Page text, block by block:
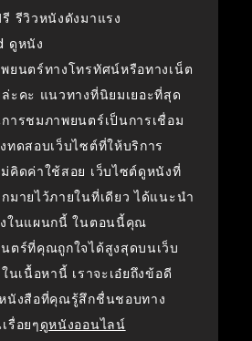
รีวิวหนังดังมาแรง
ดูหนัง
ยนตร์ทางโทรทัศน์หรือทางเน็ต
ะคะ แนวทางที่นิยมเยอะที่สุด
ารชมภาพยนตร์เป็นการเชื่อม
ทดสอบเว็บไซต์ที่ให้บริการ
คิดค่าใช้สอย เว็บไซต์ดูหนังที่
มายไว้ภายในที่เดียว ได้แนะนำ
ในแผนกนี้ ในตอนนี้คุณ
ตร์ที่คุณถูกใจได้สูงสุดบนเว็บ
นเนื้อหานี้ เราจะเอ๋ยถึงข้อดี
นังสือที่คุณรู้สึกชื่นชอบทาง
รื่อยๆดูหนังออนไลน์